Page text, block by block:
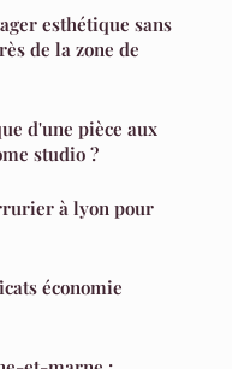
esthétique sans
de la zone de
d'une pièce aux
studio ?
à lyon pour
économie